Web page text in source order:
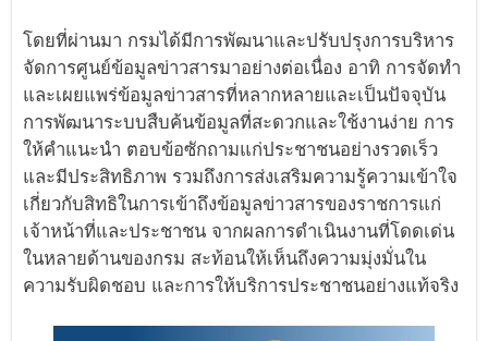
โดยที่ผ่านมา กรมได้มีการพัฒนาและปรับปรุงการบริหาร
จัดการศูนย์ข้อมูลข่าวสารมาอย่างต่อเนื่อง อาทิ การจัดทำ
และเผยแพร่ข้อมูลข่าวสารที่หลากหลายและเป็นปัจจุบัน
การพัฒนาระบบสืบค้นข้อมูลที่สะดวกและใช้งานง่าย การ
ให้คำแนะนำ ตอบข้อซักถามแก่ประชาชนอย่างรวดเร็ว
และมีประสิทธิภาพ รวมถึงการส่งเสริมความรู้ความเข้าใจ
เกี่ยวกับสิทธิในการเข้าถึงข้อมูลข่าวสารของราชการแก่
เจ้าหน้าที่และประชาชน จากผลการดำเนินงานที่โดดเด่น
ในหลายด้านของกรม สะท้อนให้เห็นถึงความมุ่งมั่นใน
ความรับผิดชอบ และการให้บริการประชาชนอย่างแท้จริง